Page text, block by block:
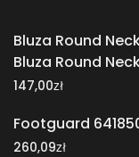
Bluza Round
Bluza Round
147,00zł
Footguard
260,09zł